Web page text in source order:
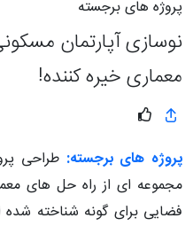
پروژه های برجسته
نوسازی آپارتمان
معماری خیره کننده!
پروژه های برجسته: طراحی
مجموعه ای از راه حل های
فضایی برای گونه شناخته